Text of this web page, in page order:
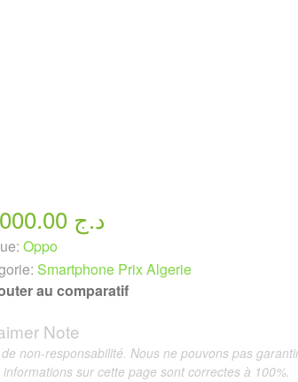
70,000.00 د.ج
Oppo
Smartphone Prix Algerie
au comparatif
Note
non-responsabilité. Nous ne pouvons pas
sur cette page sont correctes à 100%.